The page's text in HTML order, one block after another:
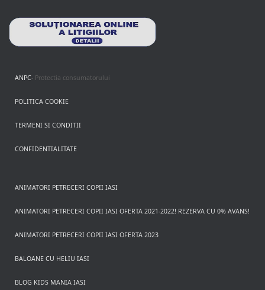
ANPC- Protectia consumatorului
POLITICA COOKIE
TERMENI SI CONDITII
CONFIDENTIALITATE
ANIMATORI PETRECERI COPII IASI
ANIMATORI PETRECERI COPII IASI OFERTA 2021-2022! REZERVA CU 0% AVANS!
ANIMATORI PETRECERI COPII IASI OFERTA 2023
BALOANE CU HELIU IASI
BLOG KIDS MANIA IASI